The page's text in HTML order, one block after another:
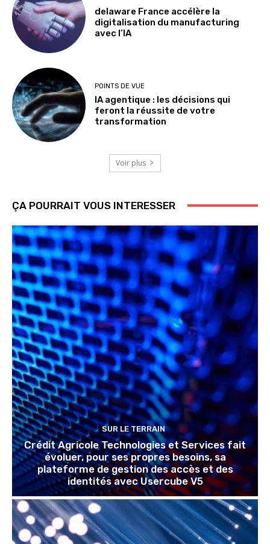
delaware France accélère la
digitalisation du manufacturing
avec l’IA
POINTS DE VUE
IA agentique : les décisions qui
feront la réussite de votre
transformation
Voir plus
ÇA POURRAIT VOUS INTERESSER
SUR LE TERRAIN
Crédit Agricole Technologies et Services fait
évoluer, pour ses propres besoins, sa
plateforme de gestion des accès et des
identités avec Usercube V5